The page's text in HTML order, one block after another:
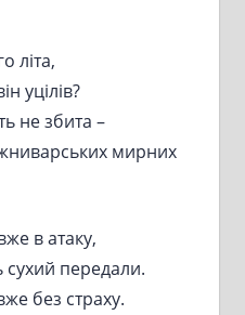
літа,
уцілів?
не збита –
мирних
в атаку,
сухий передали.
без страху.